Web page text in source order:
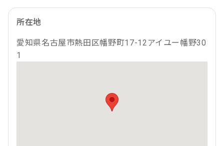
所在地
愛知県名古屋市熱田区幡野町17-12アイユー幡野30
1